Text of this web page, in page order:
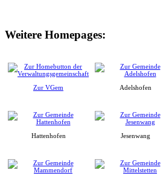
Weitere Homepages:
Zur VGem Adelshofen
Hattenhofen Jesenwang